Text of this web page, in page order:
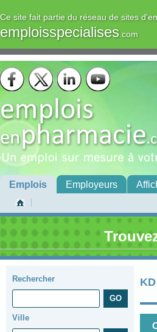
Ce site fait partie du réseau de sites
emploisspecialises.com
Emplois Employeurs
Rechercher
Ville